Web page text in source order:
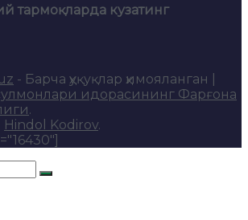
тармоқларда кузатинг
- Барча ҳуқуқлар ҳимояланган |
идорасининг Фарғона
.
Hindol Kodirov.